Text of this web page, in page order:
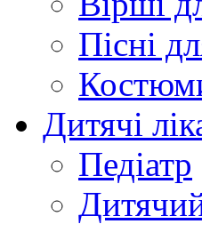
Пісні
Дитячі
Педіатр